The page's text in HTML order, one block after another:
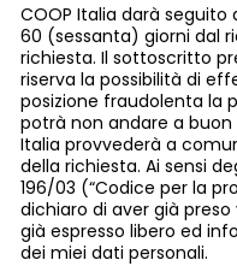
COOP Italia darà
60 (sessanta) giorni dal
richiesta. Il sottoscritto
riserva la possibilità di
posizione fraudolenta la
potrà non andare a buon
Italia provvederà a
della richiesta. Ai sensi
196/03 (“Codice per la
dichiaro di aver già
già espresso libero ed
dei miei dati personali.